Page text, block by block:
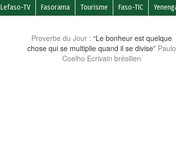
Lefaso-TV Fasorama Tourisme Faso-TIC
Proverbe du Jour : “Le bonheur est quelque
chose qui se multiplie quand il se divise” Paulo
Coelho Ecrivain brésilien